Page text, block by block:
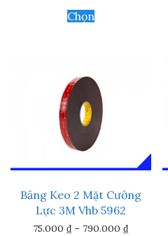
ChọnSản
phẩm
thể.
Các
tùy
chọn
có
thể
chọn
trang
sản
phẩm
Băng Keo 2 Mặt Cường
Lực 3M Vhb 5962
75.000₫ – 790.000₫Khoảng